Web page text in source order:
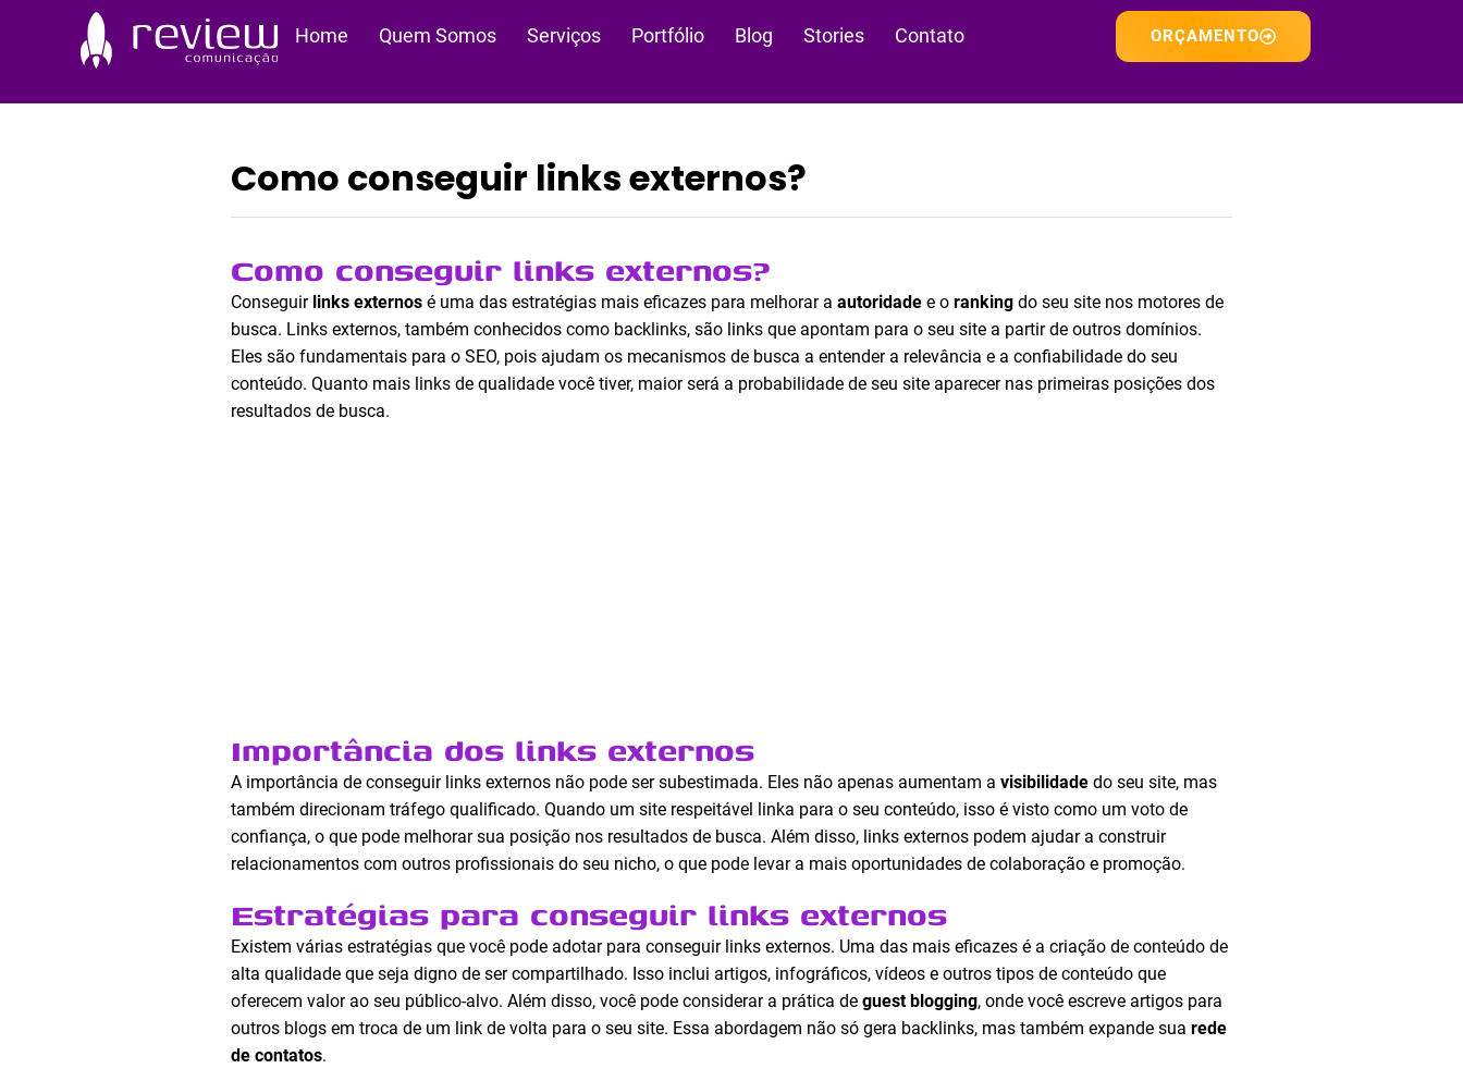
Home Quem Somos Serviços Portfólio Blog Stories Contato ORÇAMENTO
Como conseguir links externos?
Como conseguir links externos?
Conseguir links externos é uma das estratégias mais eficazes para melhorar a autoridade e o ranking do seu site nos motores de
busca. Links externos, também conhecidos como backlinks, são links que apontam para o seu site a partir de outros domínios.
Eles são fundamentais para o SEO, pois ajudam os mecanismos de busca a entender a relevância e a confiabilidade do seu
conteúdo. Quanto mais links de qualidade você tiver, maior será a probabilidade de seu site aparecer nas primeiras posições dos
resultados de busca.
Importância dos links externos
A importância de conseguir links externos não pode ser subestimada. Eles não apenas aumentam a visibilidade do seu site, mas
também direcionam tráfego qualificado. Quando um site respeitável linka para o seu conteúdo, isso é visto como um voto de
confiança, o que pode melhorar sua posição nos resultados de busca. Além disso, links externos podem ajudar a construir
relacionamentos com outros profissionais do seu nicho, o que pode levar a mais oportunidades de colaboração e promoção.
Estratégias para conseguir links externos
Existem várias estratégias que você pode adotar para conseguir links externos. Uma das mais eficazes é a criação de conteúdo de
alta qualidade que seja digno de ser compartilhado. Isso inclui artigos, infográficos, vídeos e outros tipos de conteúdo que
oferecem valor ao seu público-alvo. Além disso, você pode considerar a prática de guest blogging, onde você escreve artigos para
outros blogs em troca de um link de volta para o seu site. Essa abordagem não só gera backlinks, mas também expande sua rede
de contatos.